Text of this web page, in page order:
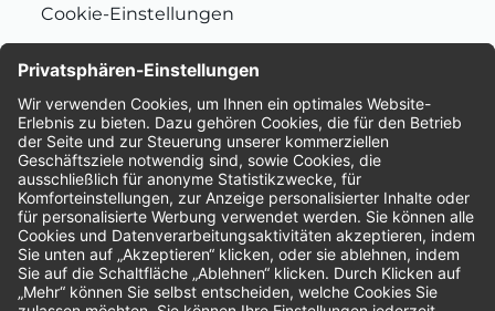
Cookie-Einstellungen
Bewertungen